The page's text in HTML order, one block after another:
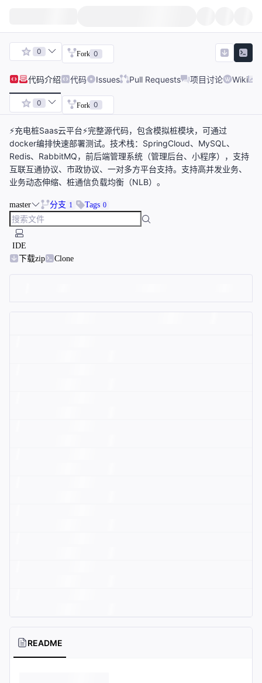
0 Fork 0
代码介绍 代码 Issues Pull Requests 项目讨论 Wiki
0 Fork 0
⚡️充电桩Saas云平台⚡️完整源代码，包含模拟桩模块，可通过
docker编排快速部署测试。技术栈：SpringCloud、MySQL、
Redis、RabbitMQ，前后端管理系统（管理后台、小程序），支持
互联互通协议、市政协议、一对多方平台支持。支持高并发业务、
业务动态伸缩、桩通信负载均衡（NLB）。
master 分支 1 Tags 0
IDE
下载zip
Clone
README